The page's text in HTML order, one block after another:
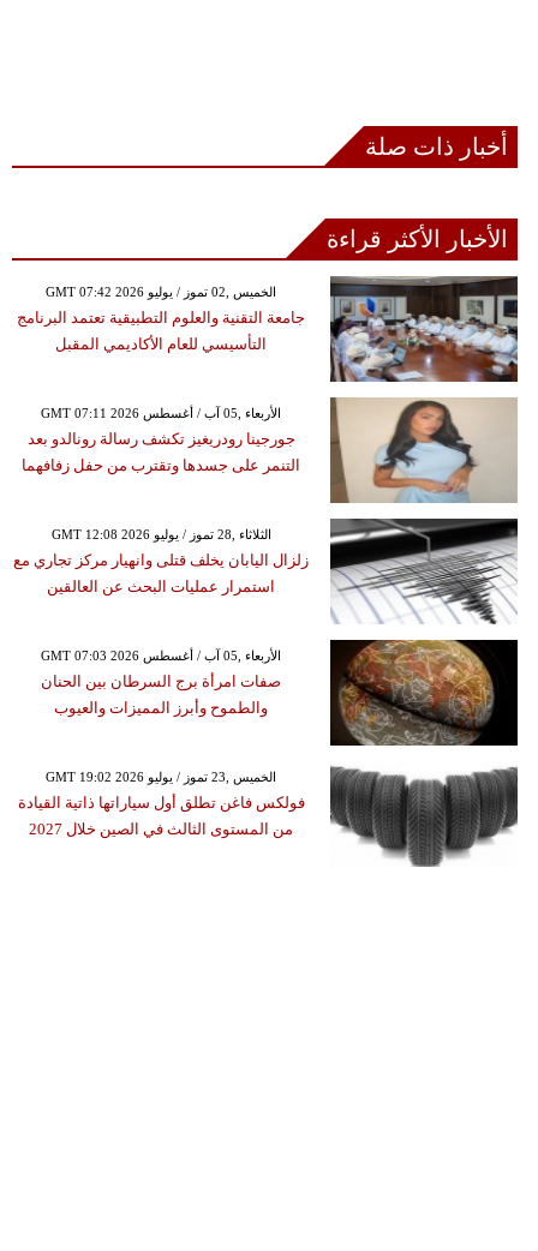
أخبار ذات صلة
الأخبار الأكثر قراءة
GMT 07:42 2026 الخميس ,02 تموز / يوليو
جامعة التقنية والعلوم التطبيقية تعتمد البرنامج
التأسيسي للعام الأكاديمي المقبل
GMT 07:11 2026 الأربعاء ,05 آب / أغسطس
جورجينا رودريغيز تكشف رسالة رونالدو بعد
التنمر على جسدها وتقترب من حفل زفافهما
GMT 12:08 2026 الثلاثاء ,28 تموز / يوليو
زلزال اليابان يخلف قتلى وانهيار مركز تجاري مع
استمرار عمليات البحث عن العالقين
GMT 07:03 2026 الأربعاء ,05 آب / أغسطس
صفات امرأة برج السرطان بين الحنان
والطموح وأبرز المميزات والعيوب
GMT 19:02 2026 الخميس ,23 تموز / يوليو
فولكس فاغن تطلق أول سياراتها ذاتية القيادة
من المستوى الثالث في الصين خلال 2027